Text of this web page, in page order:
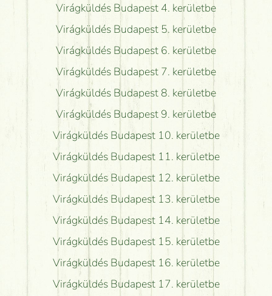
Virágküldés Budapest 4. kerületbe
Virágküldés Budapest 5. kerületbe
Virágküldés Budapest 6. kerületbe
Virágküldés Budapest 7. kerületbe
Virágküldés Budapest 8. kerületbe
Virágküldés Budapest 9. kerületbe
Virágküldés Budapest 10. kerületbe
Virágküldés Budapest 11. kerületbe
Virágküldés Budapest 12. kerületbe
Virágküldés Budapest 13. kerületbe
Virágküldés Budapest 14. kerületbe
Virágküldés Budapest 15. kerületbe
Virágküldés Budapest 16. kerületbe
Virágküldés Budapest 17. kerületbe